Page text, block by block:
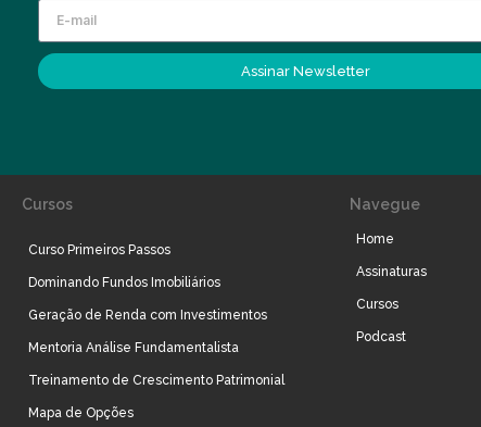
Assinar Newsletter
Cursos
Curso Primeiros Passos
Dominando Fundos Imobiliários
Geração de Renda com Investimentos
Mentoria Análise Fundamentalista
Treinamento de Crescimento Patrimonial
Mapa de Opções
Navegue
Home
Assinaturas
Cursos
Podcast